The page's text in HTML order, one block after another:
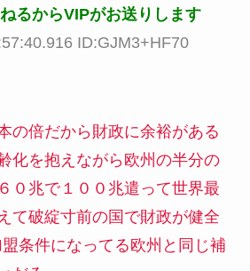
るからVIPがお送りします
ID:GJM3+HF70
の倍だから財政に余裕がある
化を抱えながら欧州の半分の
０兆で１００兆遣って世界最
て破綻寸前の国で財政が健全
条件になってる欧州と同じ補